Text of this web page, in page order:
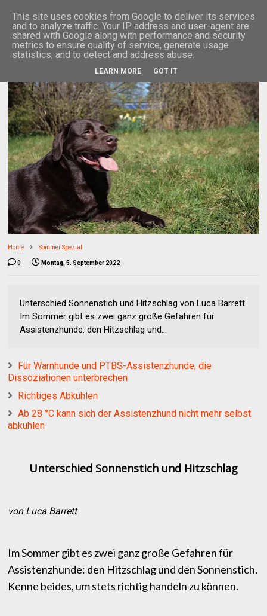
Home Sommer Spezial
0 Montag, 5. September 2022
Unterschied Sonnenstich und Hitzschlag von Luca Barrett
Im Sommer gibt es zwei ganz große Gefahren für
Assistenzhunde: den Hitzschlag und...
Für Warnhunde und PTBS-Assistenzhunde, die
Dissoziationen unterbrechen
Richtiges Abkühlen
Ab 28 °C kann sich der Assistenzhund nicht mehr selbst
abkühlen
Unterschied Sonnenstich und Hitzschlag
von Luca Barrett
Im Sommer gibt es zwei ganz große Gefahren für
Assistenzhunde: den Hitzschlag und den Sonnenstich.
Kenne beides, um stets richtig handeln zu können.
This site uses cookies from Google to deliver its services
and to analyze traffic. Your IP address and user-agent are
shared with Google along with performance and security
metrics to ensure quality of service, generate usage
statistics, and to detect and address abuse.
LEARN MORE GOT IT